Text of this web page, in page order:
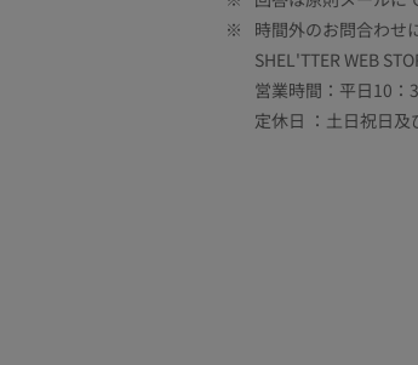
※
時間外のお問合わせ
SHEL'TTER WEB
営業時間：平日10：
定休日 ：土日祝日及